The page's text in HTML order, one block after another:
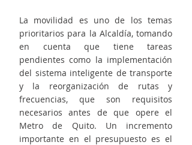
La movilidad es uno de los temas
prioritarios para la Alcaldía, tomando
en cuenta que tiene tareas
pendientes como la implementación
del sistema inteligente de transporte
y la reorganización de rutas y
frecuencias, que son requisitos
necesarios antes de que opere el
Metro de Quito. Un incremento
importante en el presupuesto es el